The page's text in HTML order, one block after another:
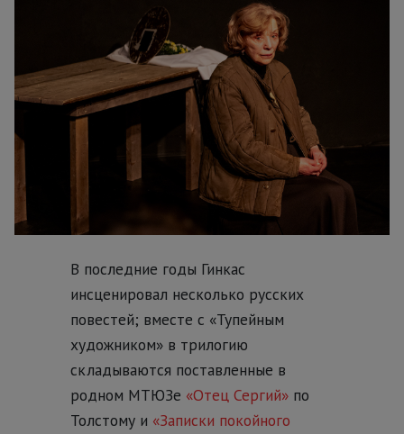
В последние годы Гинкас
инсценировал несколько русских
повестей; вместе с «Тупейным
художником» в трилогию
складываются поставленные в
родном МТЮЗе «Отец Сергий»по
Толстому и «Записки покойного